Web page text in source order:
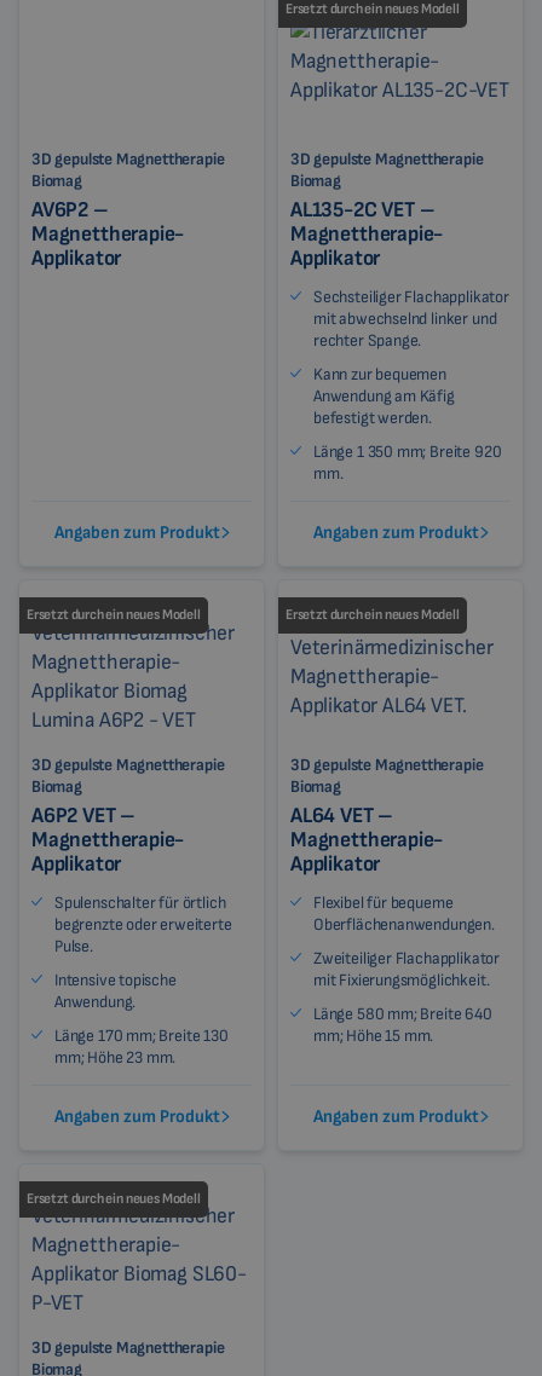
3D gepulste Magnettherapie
Biomag
AV6P2 –
Magnettherapie-
Applikator
Angaben zum Produkt
Ersetzt durch ein neues Modell
3D gepulste Magnettherapie
Biomag
AL135-2C VET –
Magnettherapie-
Applikator
Sechsteiliger Flachapplikator
mit abwechselnd linker und
rechter Spange.
Kann zur bequemen
Anwendung am Käfig
befestigt werden.
Länge 1 350 mm; Breite 920
mm.
Angaben zum Produkt
Ersetzt durch ein neues Modell
3D gepulste Magnettherapie
Biomag
A6P2 VET –
Magnettherapie-
Applikator
Spulenschalter für örtlich
begrenzte oder erweiterte
Pulse.
Intensive topische
Anwendung.
Länge 170 mm; Breite 130
mm; Höhe 23 mm.
Angaben zum Produkt
Ersetzt durch ein neues Modell
3D gepulste Magnettherapie
Biomag
AL64 VET –
Magnettherapie-
Applikator
Flexibel für bequeme
Oberflächenanwendungen.
Zweiteiliger Flachapplikator
mit Fixierungsmöglichkeit.
Länge 580 mm; Breite 640
mm; Höhe 15 mm.
Angaben zum Produkt
Ersetzt durch ein neues Modell
3D gepulste Magnettherapie
Biomag